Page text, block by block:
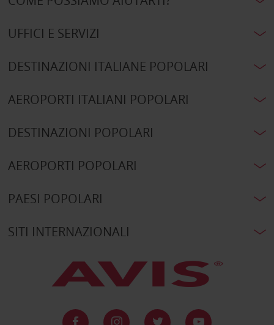
UFFICI E SERVIZI
DESTINAZIONI ITALIANE POPOLARI
AEROPORTI ITALIANI POPOLARI
DESTINAZIONI POPOLARI
AEROPORTI POPOLARI
PAESI POPOLARI
SITI INTERNAZIONALI